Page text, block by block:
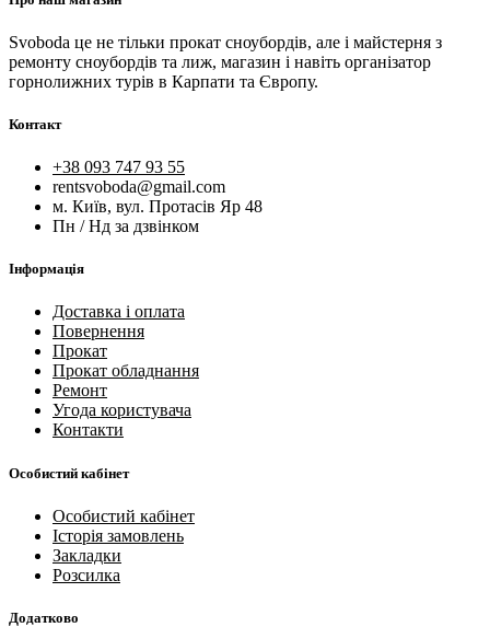
Svoboda це не тільки прокат сноубордів, але і майстерня з
ремонту сноубордів та лиж, магазин і навіть організатор
горнолижних турів в Карпати та Європу.
Контакт
+38 093 747 93 55
rentsvoboda@gmail.com
м. Київ, вул. Протасів Яр 48
Пн / Нд за дзвінком
Інформація
Доставка і оплата
Повернення
Прокат
Прокат обладнання
Ремонт
Угода користувача
Контакти
Особистий кабінет
Особистий кабінет
Історія замовлень
Закладки
Розсилка
Додатково